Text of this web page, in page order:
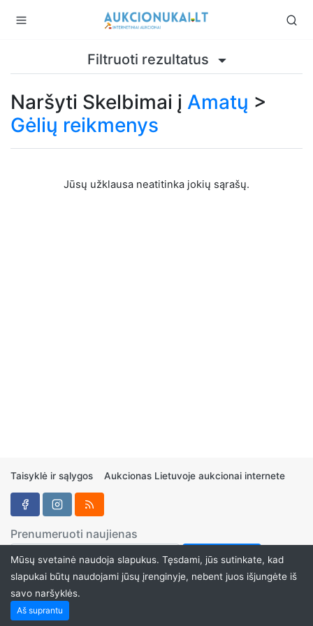
Filtruoti rezultatus
Naršyti Skelbimai į Amatų >
Gėlių reikmenys
Jūsų užklausa neatitinka jokių sąrašų.
Taisyklė ir sąlygos Aukcionas Lietuvoje aukcionai internete
Prenumeruoti naujienas
Mūsų svetainė naudoja slapukus. Tęsdami, jūs sutinkate, kad
slapukai būtų naudojami jūsų įrenginyje, nebent juos išjungėte iš
savo naršyklės.
Aš suprantu